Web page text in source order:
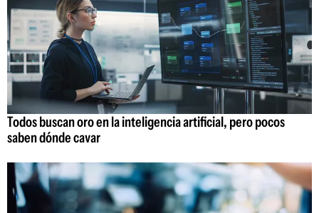
Todos buscan oro en la inteligencia artificial, pero pocos
saben dónde cavar